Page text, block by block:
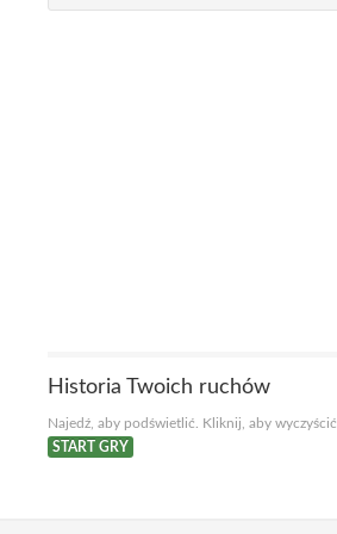
Historia Twoich ruchów
Najedź, aby podświetlić. Kliknij, aby wyczyścić.
START GRY